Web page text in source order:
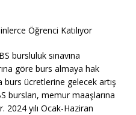
Öğrenci Katılıyor
bursluluk sınavına
göre burs almaya hak
burs ücretlerine gelecek artış
bursları, memur maaşlarına
2024 yılı Ocak-Haziran